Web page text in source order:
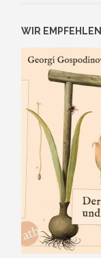
WIR EMPFEHLEN